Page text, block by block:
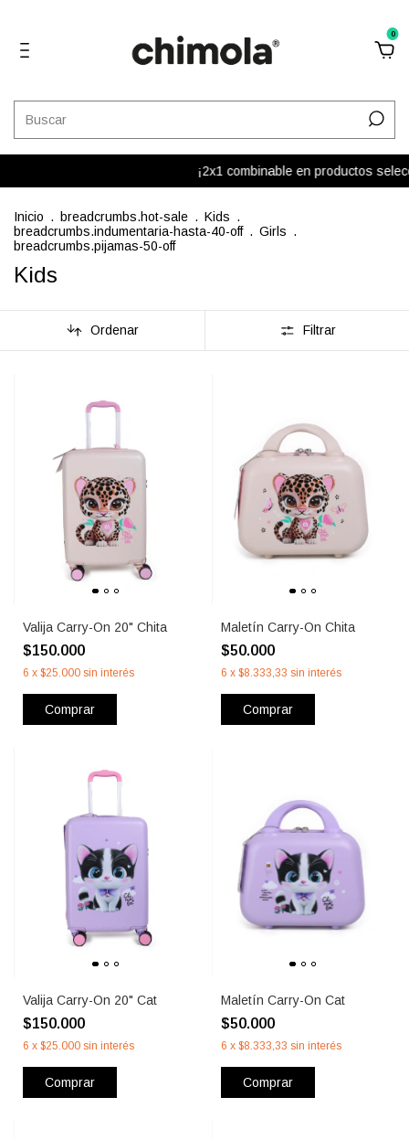
0
¡2x1 combinable en productos
Inicio . breadcrumbs.hot-sale . Kids .
breadcrumbs.indumentaria-hasta-40-off . Girls .
breadcrumbs.pijamas-50-off
Kids
Ordenar Filtrar
Valija Carry-On 20" Chita
$150.000
6 x $25.000 sin interés
Comprar
Maletín Carry-On Chita
$50.000
6 x $8.333,33 sin interés
Comprar
Valija Carry-On 20" Cat
$150.000
6 x $25.000 sin interés
Comprar
Maletín Carry-On Cat
$50.000
6 x $8.333,33 sin interés
Comprar